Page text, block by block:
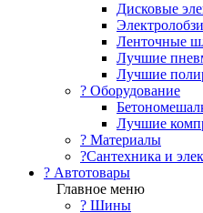
Дисковые
Ленточные
Лучшие
Лучшие
?️ Оборудование
Лучшие
? Материалы
?Сантехника и
? Автотовары
Главное меню
? Шины